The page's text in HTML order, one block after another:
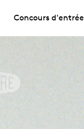
Concours d'entrée